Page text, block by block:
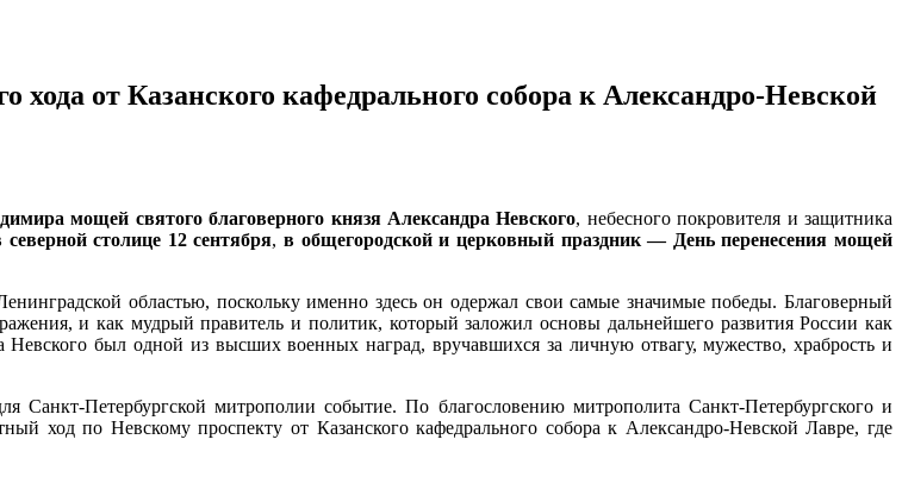
хода от Казанского кафедрального собора к Александро-Невской
мощей святого благоверного князя Александра Невского, небесного покровителя и защитника
столице 12 сентября,в общегородской и церковный праздник — День перенесения мощей
областью, поскольку именно здесь он одержал свои самые значимые победы. Благоверный
и как мудрый правитель и политик, который заложил основы дальнейшего развития России как
был одной из высших военных наград, вручавшихся за личную отвагу, мужество, храбрость и
Санкт-Петербургской митрополии событие. По благословению митрополита Санкт-Петербургского и
ход по Невскому проспекту от Казанского кафедрального собора к Александро-Невской Лавре, где